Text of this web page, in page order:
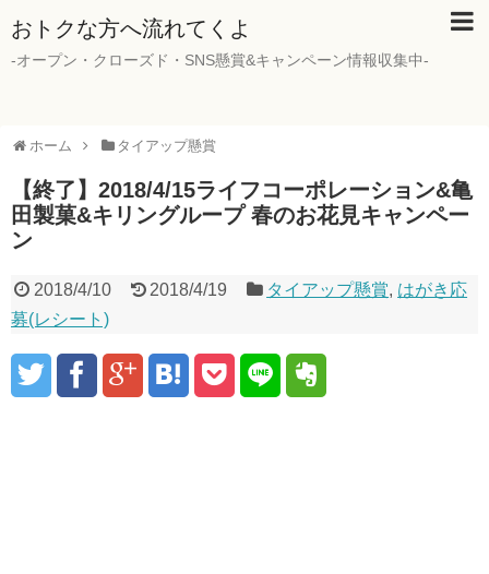
おトクな方へ流れてくよ
-オープン・クローズド・SNS懸賞&キャンペーン情報収集中-
ホーム タイアップ懸賞
【終了】2018/4/15ライフコーポレーション&亀
田製菓&キリングループ 春のお花見キャンペー
ン
2018/4/10 2018/4/19 タイアップ懸賞, はがき応
募(レシート)